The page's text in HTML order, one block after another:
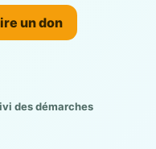
un don
des démarches